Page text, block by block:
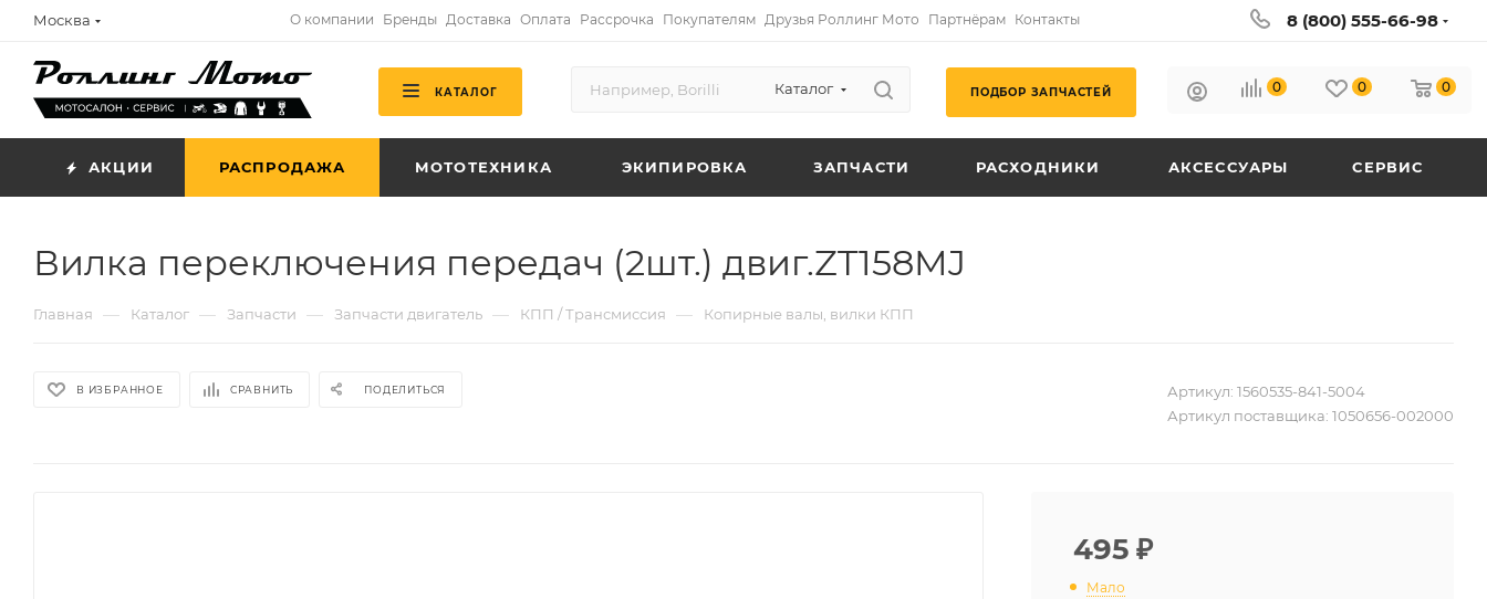
Москва О компании Бренды Доставка Оплата Рассрочка Покупателям Друзья Роллинг Мото Партнёрам Контакты 8 (800) 555-66-98
КАТАЛОГ Каталог ПОДБОР ЗАПЧАСТЕЙ 0 0 0
АКЦИИ РАСПРОДАЖА МОТОТЕХНИКА ЭКИПИРОВКА ЗАПЧАСТИ РАСХОДНИКИ АКСЕССУАРЫ СЕРВИС
Вилка переключения передач (2шт.) двиг.ZT158MJ
Главная — Каталог — Запчасти — Запчасти двигатель — КПП / Трансмиссия — Копирные валы, вилки КПП
В ИЗБРАННОЕ СРАВНИТЬ ПОДЕЛИТЬСЯ Артикул: 1560535-841-5004
Артикул поставщика: 1050656-002000
495 ₽
Мало